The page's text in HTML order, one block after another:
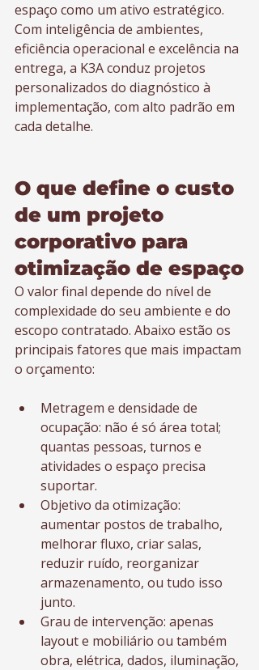
espaço como um ativo estratégico.
Com inteligência de ambientes,
eficiência operacional e excelência na
entrega, a K3A conduz projetos
personalizados do diagnóstico à
implementação, com alto padrão em
cada detalhe.
O que define o custo
de um projeto
corporativo para
otimização de espaço
O valor final depende do nível de
complexidade do seu ambiente e do
escopo contratado. Abaixo estão os
principais fatores que mais impactam
o orçamento:
Metragem e densidade de
ocupação: não é só área total;
quantas pessoas, turnos e
atividades o espaço precisa
suportar.
Objetivo da otimização:
aumentar postos de trabalho,
melhorar fluxo, criar salas,
reduzir ruído, reorganizar
armazenamento, ou tudo isso
junto.
Grau de intervenção: apenas
layout e mobiliário ou também
obra, elétrica, dados, iluminação,